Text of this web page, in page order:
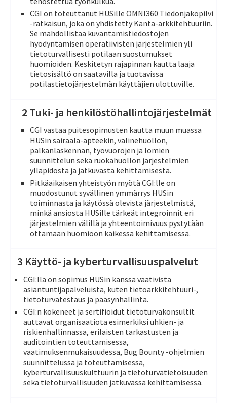
CGI on toteuttanut HUSille OMNI360 Tiedonjakopilvi
-ratkaisun, joka on yhdistetty Kanta-arkkitehtuuriin.
Se mahdollistaa kuvantamistiedostojen
hyödyntämisen operatiivisten järjestelmien yli
tietoturvallisesti potilaan suostumukset
huomioiden. Keskitetyn rajapinnan kautta laaja
tietosisältö on saatavilla ja tuotavissa
potilastietojärjestelmän käyttäjien ulottuville.
2 Tuki- ja henkilöstöhallintojärjestelmät
CGI vastaa puitesopimusten kautta muun muassa
HUSin sairaala-apteekin, välinehuollon,
palkanlaskennan, työvuorojen ja lomien
suunnittelun sekä ruokahuollon järjestelmien
ylläpidosta ja jatkuvasta kehittämisestä.
Pitkäaikaisen yhteistyön myötä CGI:lle on
muodostunutsyvällinen ymmärrys HUSin
toiminnasta ja käytössä olevista järjestelmistä,
minkä ansiosta HUSille tärkeät integroinnit eri
järjestelmien välillä ja yhteentoimivuus pystytään
ottamaan huomioon kaikessa kehittämisessä.
3 Käyttö- ja kyberturvallisuuspalvelut
CGI:llä on sopimus HUSin kanssa vaativista
asiantuntijapalveluista, kuten tietoarkkitehtuuri-,
tietoturvatestaus ja pääsynhallinta.
CGI:n kokeneet ja sertifioidut tietoturvakonsultit
auttavat organisaatiota esimerkiksi uhkien- ja
riskienhallinnassa, erilaisten tarkastusten ja
auditointien toteuttamisessa,
vaatimuksenmukaisuudessa, Bug Bounty -ohjelmien
suunnittelussa ja toteuttamisessa,
kyberturvallisuuskulttuurin ja tietoturvatietoisuuden
sekä tietoturvallisuuden jatkuvassa kehittämisessä.